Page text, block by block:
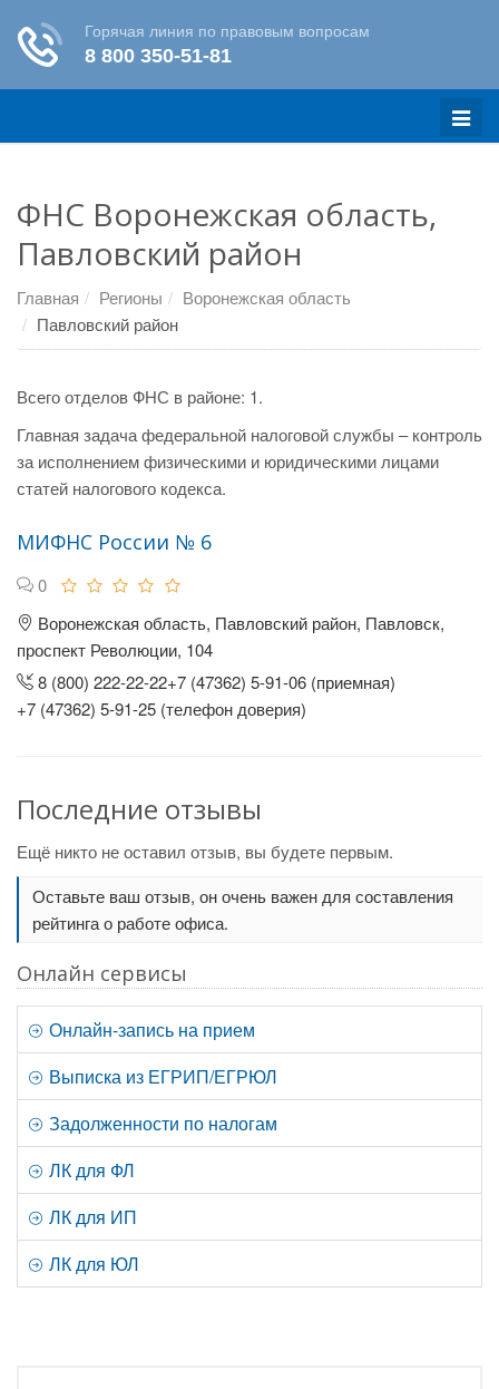
Меню
ФНС Воронежская область,
Павловский район
Главная Регионы
Воронежская область
Павловский район
Всего отделов ФНС в районе: 1.
Главная задача федеральной налоговой службы – контроль
за исполнением физическими и юридическими лицами
статей налогового кодекса.
МИФНС России № 6
0
Воронежская область, Павловский район, Павловск,
проспект Революции, 104
8 (800) 222-22-22+7 (47362) 5-91-06 (приемная)
+7 (47362) 5-91-25 (телефон доверия)
Последние отзывы
Ещё никто не оставил отзыв, вы будете первым.
Оставьте ваш отзыв, он очень важен для составления
рейтинга о работе офиса.
Онлайн сервисы
Онлайн-запись на прием
Выписка из ЕГРИП/ЕГРЮЛ
Задолженности по налогам
ЛК для ФЛ
ЛК для ИП
ЛК для ЮЛ